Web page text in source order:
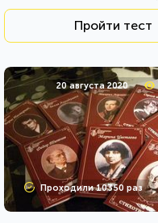
Пройти тест
20 августа 2020
Проходили 10350 раз